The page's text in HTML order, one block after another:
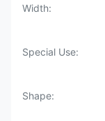
Width:
Special Use:
Shape: